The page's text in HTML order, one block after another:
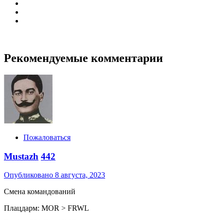
Рекомендуемые комментарии
Пожаловаться
Mustazh 442
Опубликовано 8 августа, 2023
Смена командований
Плацдарм: MOR > FRWL